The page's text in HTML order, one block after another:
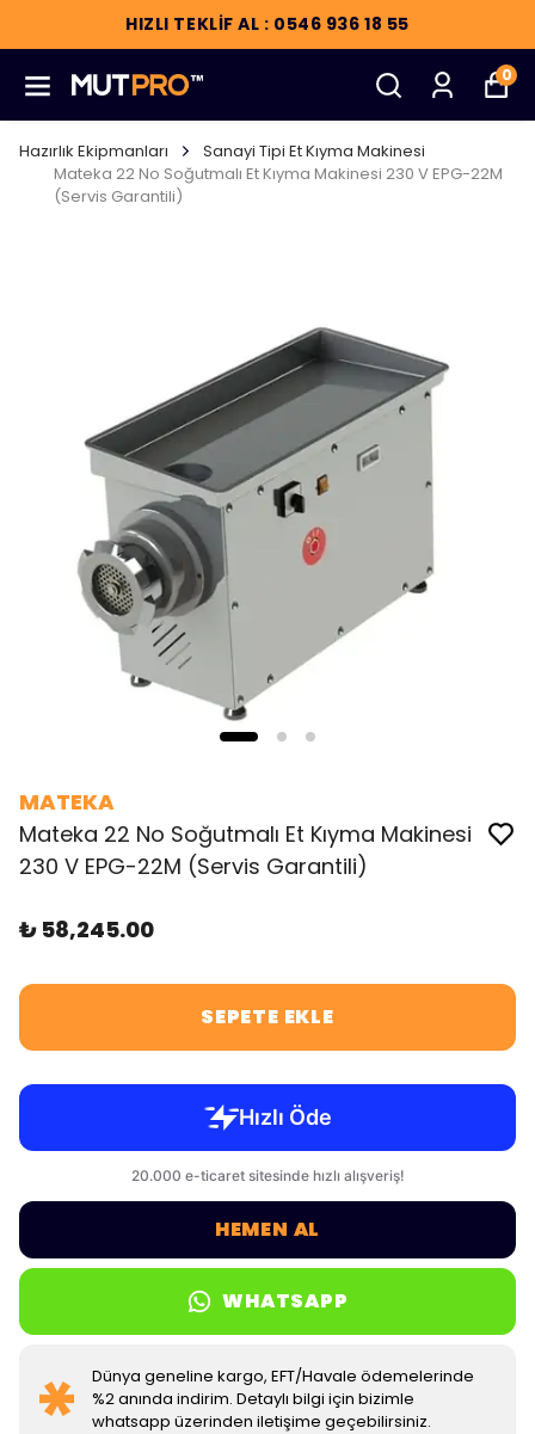
HIZLI TEKLİF AL : 0546 936 18 55
0
Hazırlık Ekipmanları
Sanayi Tipi Et Kıyma Makinesi
Mateka 22 No Soğutmalı Et Kıyma Makinesi 230 V EPG-22M
(Servis Garantili)
MATEKA
Mateka 22 No Soğutmalı Et Kıyma Makinesi
230 V EPG-22M (Servis Garantili)
₺ 58,245.00
SEPETE EKLE
HEMEN AL
WHATSAPP
Dünya geneline kargo, EFT/Havale ödemelerinde
%2 anında indirim. Detaylı bilgi için bizimle
whatsapp üzerinden iletişime geçebilirsiniz.